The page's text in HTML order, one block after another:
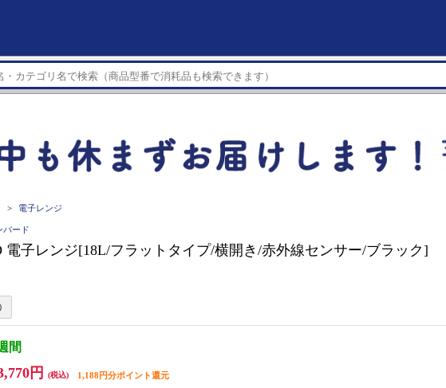
電子レンジ
バード
電子レンジ[18L/フラットタイプ/横開き/赤外線センサー/ブラック]
間
円 (税込) 1,188円分ポイント還元